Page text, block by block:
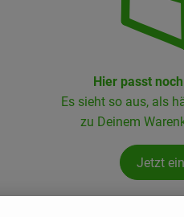
Hier passt
Es sieht so aus, als
zu Deinem
Jetzt